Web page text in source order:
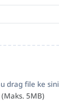
drag file ke sini
(Maks. 5MB)